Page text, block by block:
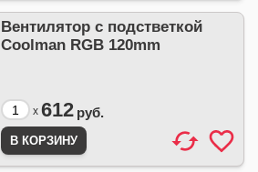
Вентилятор с подстветкой
Coolman RGB 120mm
x 612 руб.